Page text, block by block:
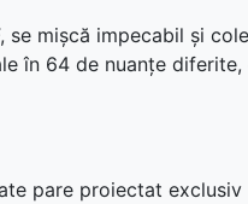
mișcă impecabil și
în 64 de nuanțe
pare proiectat